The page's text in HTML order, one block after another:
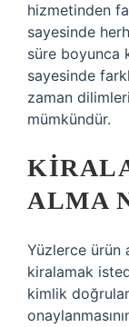
hizmetinden
sayesinde
süre boyunca
sayesinde
zaman
mümkündür.
ALMA
Yüzlerce ürün
kiralamak
kimlik